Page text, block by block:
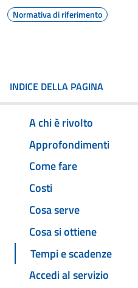
Normativa di riferimento
INDICE DELLA PAGINA
A chi è rivolto
Approfondimenti
Come fare
Costi
Cosa serve
Cosa si ottiene
Tempi e scadenze
Accedi al servizio